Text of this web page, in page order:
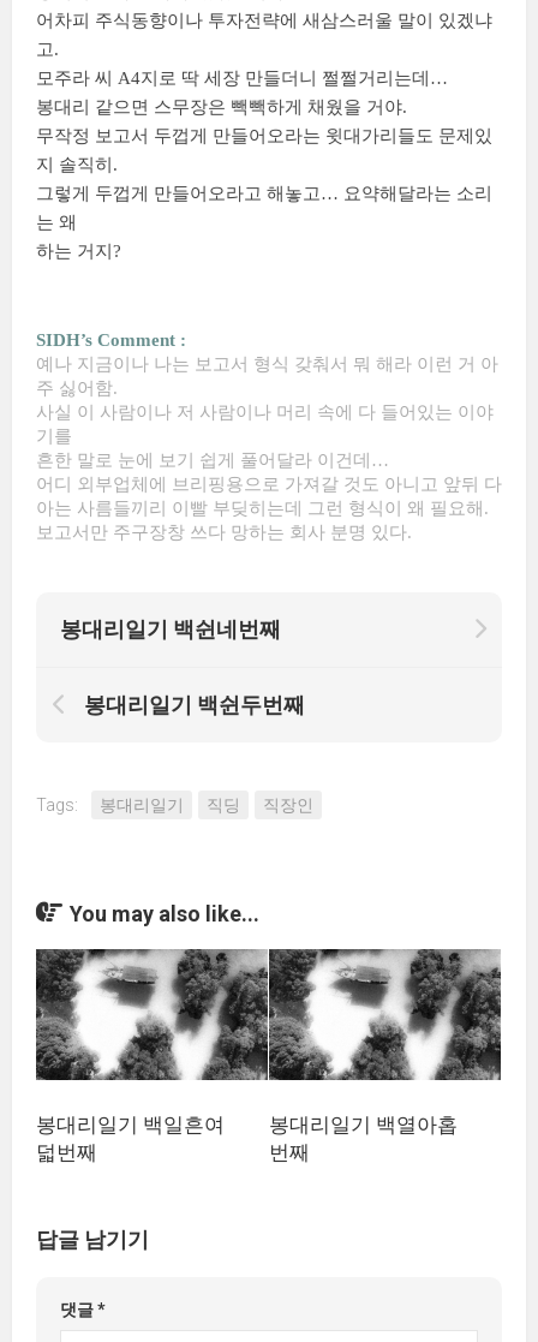
어차피 주식동향이나 투자전략에 새삼스러울 말이 있겠냐
고.
모주라 씨 A4지로 딱 세장 만들더니 쩔쩔거리는데…
봉대리 같으면 스무장은 빽빽하게 채웠을 거야.
무작정 보고서 두껍게 만들어오라는 윗대가리들도 문제있
지 솔직히.
그렇게 두껍게 만들어오라고 해놓고… 요약해달라는 소리
는 왜
하는 거지?
SIDH’s Comment :
예나 지금이나 나는 보고서 형식 갖춰서 뭐 해라 이런 거 아
주 싫어함.
사실 이 사람이나 저 사람이나 머리 속에 다 들어있는 이야
기를
흔한 말로 눈에 보기 쉽게 풀어달라 이건데…
어디 외부업체에 브리핑용으로 가져갈 것도 아니고 앞뒤 다
아는 사름들끼리 이빨 부딪히는데 그런 형식이 왜 필요해.
보고서만 주구장창 쓰다 망하는 회사 분명 있다.
봉대리일기 백쉰네번째
봉대리일기 백쉰두번째
Tags: 봉대리일기 직딩 직장인
You may also like...
봉대리일기 백일흔여
덟번째
봉대리일기 백열아홉
번째
답글 남기기
댓글*